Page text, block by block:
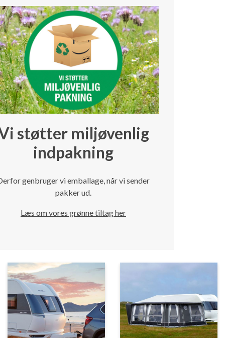
støtter miljøvenlig
indpakning
genbruger vi emballage, når vi sender
pakker ud.
Læs om vores grønne tiltag her